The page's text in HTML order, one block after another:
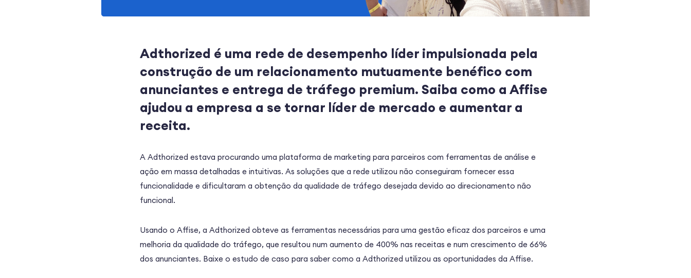
Adthorized é uma rede de desempenho líder impulsionada pela
construção de um relacionamento mutuamente benéfico com
anunciantes e entrega de tráfego premium. Saiba como a Affise
ajudou a empresa a se tornar líder de mercado e aumentar a
receita.
A Adthorized estava procurando uma plataforma de marketing para parceiros com ferramentas de análise e
ação em massa detalhadas e intuitivas. As soluções que a rede utilizou não conseguiram fornecer essa
funcionalidade e dificultaram a obtenção da qualidade de tráfego desejada devido ao direcionamento não
funcional.
Usando o Affise, a Adthorized obteve as ferramentas necessárias para uma gestão eficaz dos parceiros e uma
melhoria da qualidade do tráfego, que resultou num aumento de 400% nas receitas e num crescimento de 66%
dos anunciantes. Baixe o estudo de caso para saber como a Adthorized utilizou as oportunidades da Affise.